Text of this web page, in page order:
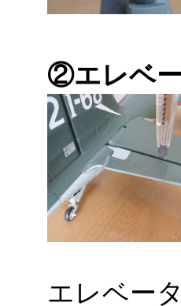
②エレベ
エレベー